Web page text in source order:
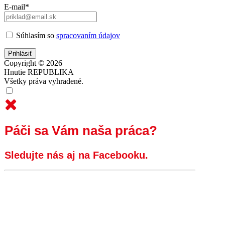
E-mail*
Súhlasím so spracovaním údajov
Copyright © 2026
Hnutie REPUBLIKA
Všetky práva vyhradené.
Páči sa Vám naša práca?
Sledujte nás aj na Facebooku.